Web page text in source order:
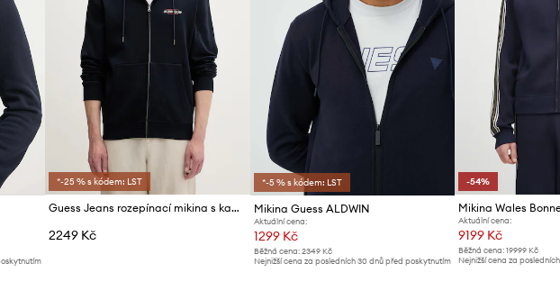
*-25 % s kódem: LST
Guess Jeans rozepínací mikina s kapucí pánská bavlněná
2249 Kč
*-5 % s kódem: LST
Mikina Guess ALDWIN
Aktuální cena:
1299 Kč
Běžná cena: 2349 Kč
Nejnižší cena za posledních 30 dnů před poskytnutím
-54%
Mikina Wales
Aktuální cena:
9199 Kč
Běžná cena:19999 Kč
Nejnižší cena za